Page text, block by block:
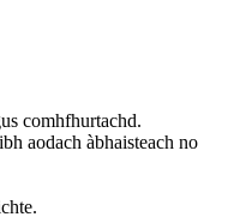
comhfhurtachd.
aodach àbhaisteach no